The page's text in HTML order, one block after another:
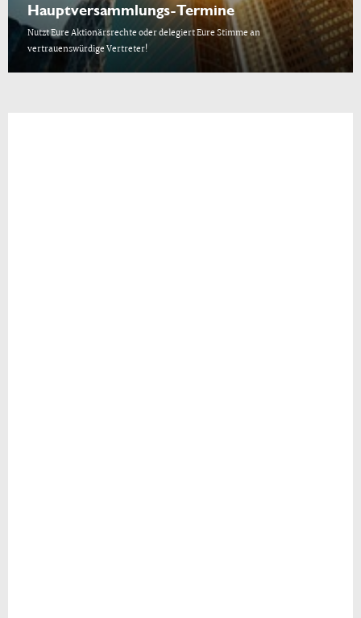
Hauptversammlungs-Termine
Nutzt Eure Aktionärsrechte oder delegiert Eure Stimme an
vertrauenswürdige Vertreter!